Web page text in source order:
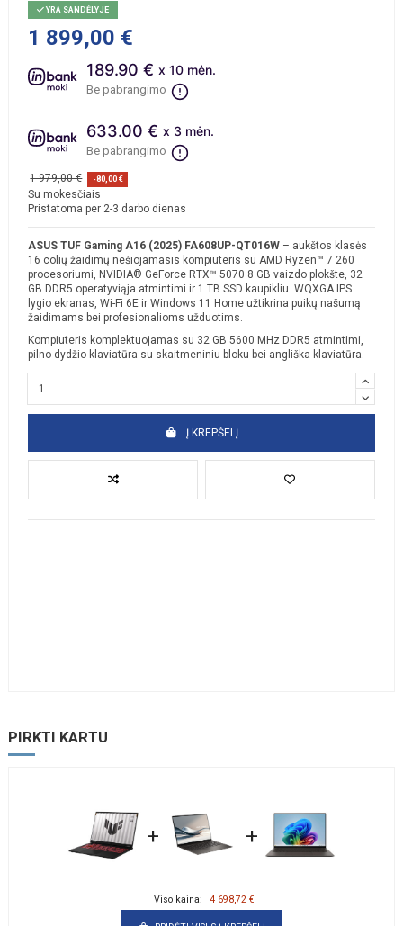
YRA SANDĖLYJE
1 899,00 €
189.90 € x 10 mėn.
Be pabrangimo
633.00 € x 3 mėn.
Be pabrangimo
1 979,00 € -80,00 €
Su mokesčiais
Pristatoma per 2-3 darbo dienas
ASUS TUF Gaming A16 (2025) FA608UP-QT016W – aukštos klasės
16 colių žaidimų nešiojamasis kompiuteris su AMD Ryzen™ 7 260
procesoriumi, NVIDIA® GeForce RTX™ 5070 8 GB vaizdo plokšte, 32
GB DDR5 operatyviąja atmintimi ir 1 TB SSD kaupikliu. WQXGA IPS
lygio ekranas, Wi-Fi 6E ir Windows 11 Home užtikrina puikų našumą
žaidimams bei profesionalioms užduotims.
Kompiuteris komplektuojamas su 32 GB 5600 MHz DDR5 atmintimi,
pilno dydžio klaviatūra su skaitmeniniu bloku bei angliška klaviatūra.
Į KREPŠELĮ
PIRKTI KARTU
+ +
Viso kaina: 4 698,72 €